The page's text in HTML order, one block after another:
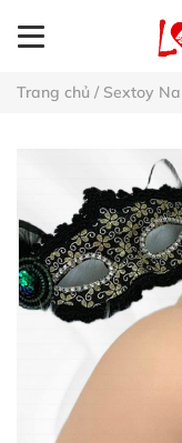
Trang chủ / Sextoy